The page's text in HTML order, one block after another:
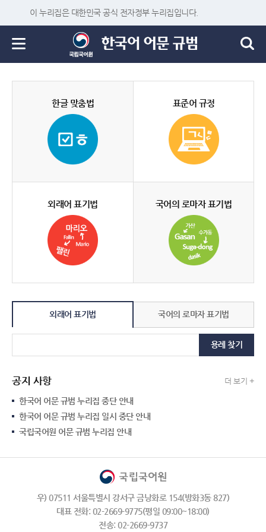
이 누리집은 대한민국 공식 전자정부 누리집입니다.
한글 맞춤법 표준어 규정
외래어 표기법 국어의 로마자 표기법
외래어 표기법 국어의 로마자 표기법
용례 찾기
공지 사항 더 보기 +
한국어 어문 규범 누리집 중단 안내
한국어 어문 규범 누리집 일시 중단 안내
국립국어원 어문 규범 누리집 안내
우) 07511 서울특별시 강서구 금낭화로 154(방화3동 827)
대표 전화: 02-2669-9775(평일 09:00~18:00)
전송: 02-2669-9737